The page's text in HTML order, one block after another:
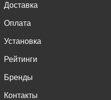
Доставка
Оплата
Установка
Рейтинги
Бренды
Контакты